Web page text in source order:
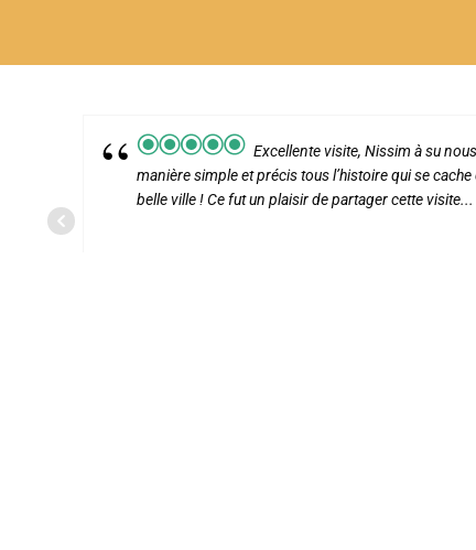
Excellente visite, Nissim à su
manière simple et précis tous l’histoire qui se
belle ville ! Ce fut un plaisir de partager cette visite...